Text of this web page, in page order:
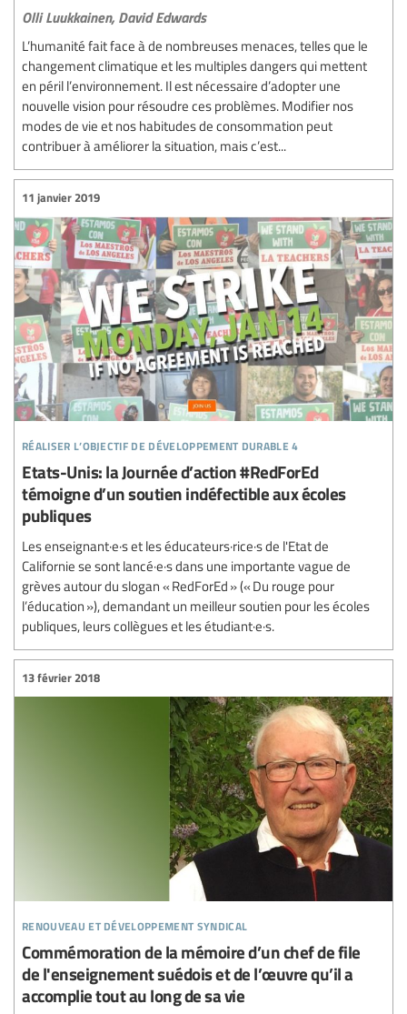
Olli Luukkainen, David Edwards
L’humanité fait face à de nombreuses menaces, telles que le
changement climatique et les multiples dangers qui mettent
en péril l’environnement. Il est nécessaire d’adopter une
nouvelle vision pour résoudre ces problèmes. Modifier nos
modes de vie et nos habitudes de consommation peut
contribuer à améliorer la situation, mais c’est...
réaliser l’objectif de développement durable 4
11 janvier 2019
Etats-Unis: la Journée d’action #RedForEd
témoigne d’un soutien indéfectible aux écoles
publiques
Les enseignant·e·s et les éducateurs·rice·s de l'Etat de
Californie se sont lancé·e·s dans une importante vague de
grèves autour du slogan « RedForEd » (« Du rouge pour
l’éducation »), demandant un meilleur soutien pour les écoles
publiques, leurs collègues et les étudiant·e·s.
renouveau et développement syndical
13 février 2018
Commémoration de la mémoire d’un chef de file
de l'enseignement suédois et de l’œuvre qu’il a
accomplie tout au long de sa vie